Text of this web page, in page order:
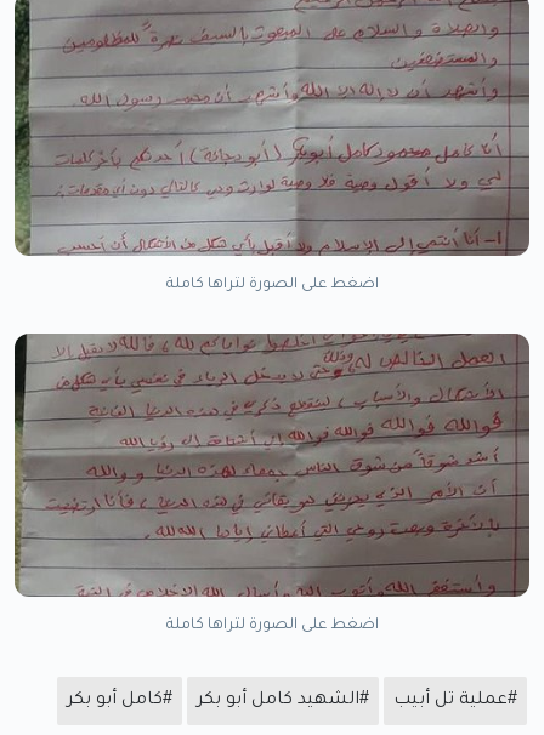
اضغط على الصورة لتراها كاملة
اضغط على الصورة لتراها كاملة
#عملية تل أبيب #الشهيد كامل أبو بكر #كامل أبو بكر